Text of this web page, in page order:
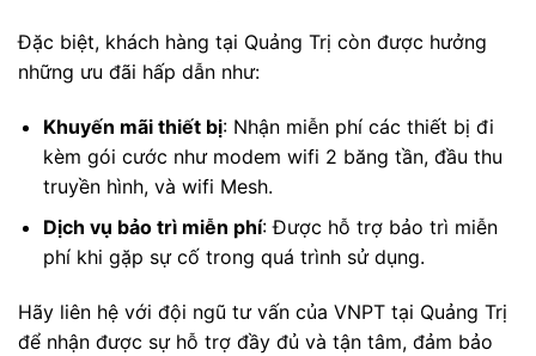
Đặc biệt, khách hàng tại Quảng Trị còn được hưởng
những ưu đãi hấp dẫn như:
Khuyến mãi thiết bị: Nhận miễn phí các thiết bị đi
kèm gói cước như modem wifi 2 băng tần, đầu thu
truyền hình, và wifi Mesh.
Dịch vụ bảo trì miễn phí: Được hỗ trợ bảo trì miễn
phí khi gặp sự cố trong quá trình sử dụng.
Hãy liên hệ với đội ngũ tư vấn của VNPT tại Quảng Trị
để nhận được sự hỗ trợ đầy đủ và tận tâm, đảm bảo